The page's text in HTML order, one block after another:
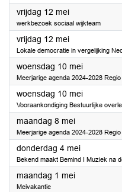
vrijdag 12 mei2023
werkbezoek sociaal wijkteam
vrijdag 12 mei2023
Lokale democratie in vergelijking
woensdag 10 mei2023
Meerjarige agenda 2024-2028
woensdag 10 mei2023
Vooraankondiging Bestuurlijke
maandag 8 mei2023
Meerjarige agenda 2024-2028
donderdag 4 mei2023
Bekend maakt Bemind I Muziek na
maandag 1 mei2023
Meivakantie